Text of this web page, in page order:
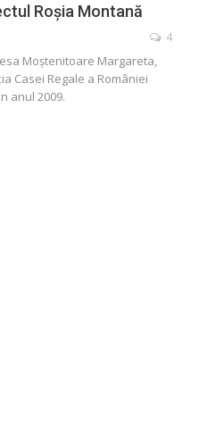
Roșia Montană
4
Moştenitoare Margareta,
Casei Regale a României
anul 2009.